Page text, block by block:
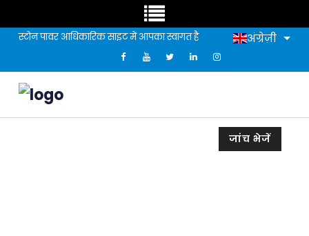
स्टोन पावर आधिकारिक साइट में आपका स्वागत है अंग्रेज़ी
जांच भेजें